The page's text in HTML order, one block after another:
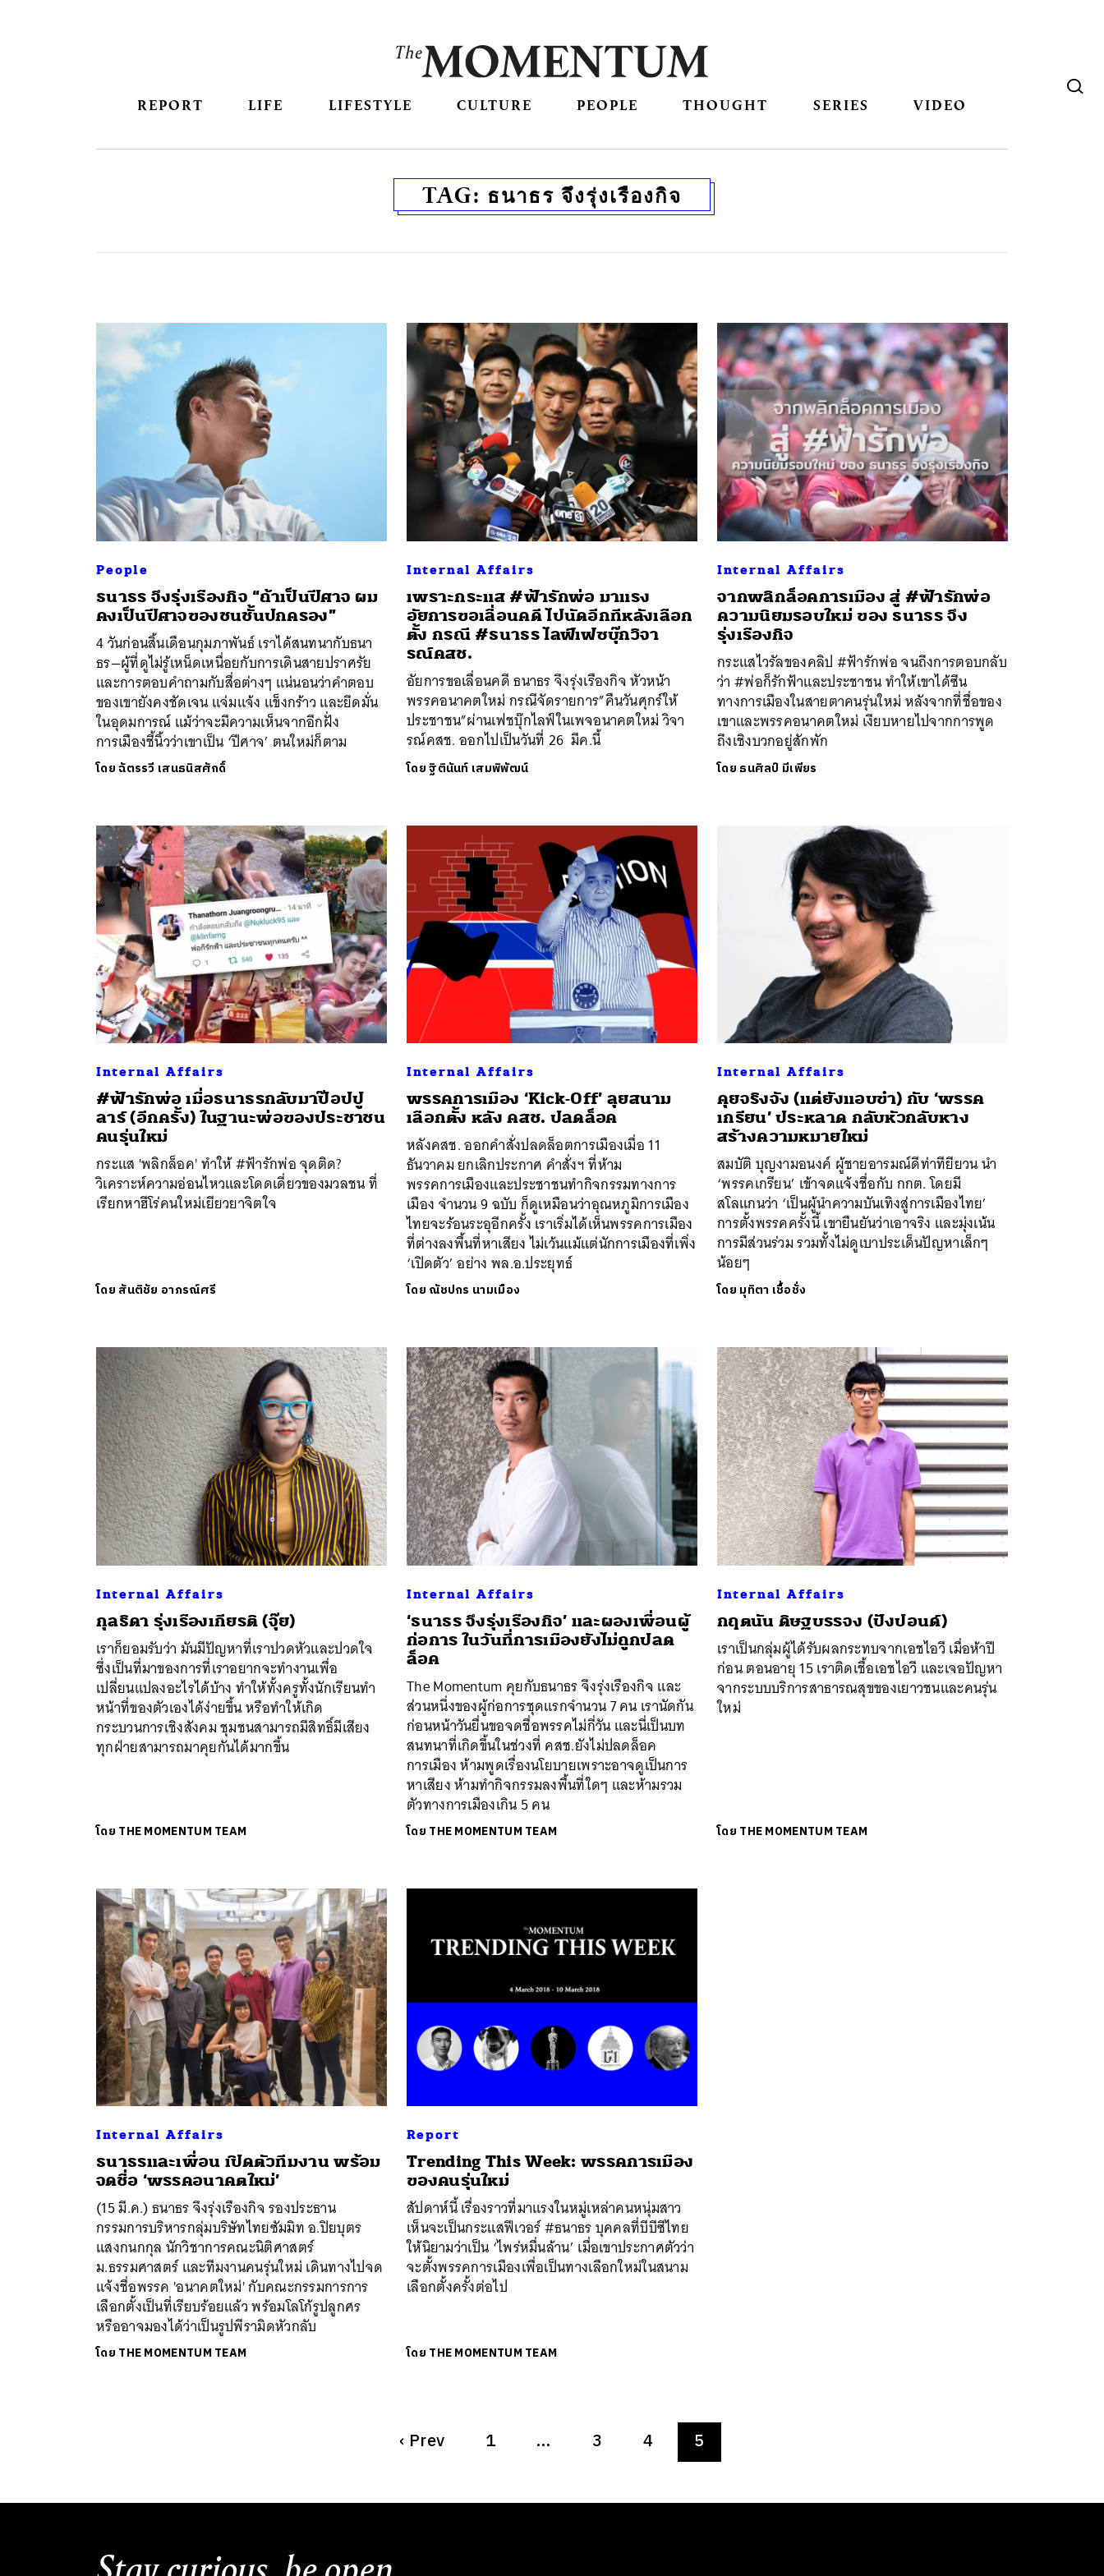
REPORT LIFE LIFESTYLE CULTURE PEOPLE THOUGHT SERIES VIDEO
TAG: ธนาธร จึงรุ่งเรืองกิจ
People
ธนาธร จึงรุ่งเรืองกิจ “ถ้าเป็นปีศาจ ผม
คงเป็นปีศาจของชนชั้นปกครอง”
4 วันก่อนสิ้นเดือนกุมภาพันธ์ เราได้สนทนากับธนา
ธร—ผู้ที่ดูไม่รู้เหน็ดเหนื่อยกับการเดินสายปราศรัย
และการตอบคำถามกับสื่อต่างๆ แน่นอนว่าคำตอบ
ของเขายังคงชัดเจน แจ่มแจ้ง แข็งกร้าว และยึดมั่น
ในอุดมการณ์ แม้ว่าจะมีความเห็นจากอีกฝั่ง
การเมืองชี้นิ้วว่าเขาเป็น ‘ปีศาจ’ ตนใหม่ก็ตาม
โดยฉัตรรวี เสนธนิสศักดิ์
Internal Affairs
เพราะกระแส #ฟ้ารักพ่อ มาแรง
อัยการขอเลื่อนคดี ไปนัดอีกทีหลังเลือก
ตั้ง กรณี #ธนาธร ไลฟ์เฟซบุ๊กวิจา
รณ์คสช.
อัยการขอเลื่อนคดี ธนาธร จึงรุ่งเรืองกิจ หัวหน้า
พรรคอนาคตใหม่ กรณีจัดรายการ”คืนวันศุกร์ให้
ประชาชน”ผ่านเฟชบุ๊กไลฟ์ในเพจอนาคตใหม่ วิจา
รณ์คสช. ออกไปเป็นวันที่ 26 มีค.นี้
โดยฐิตินันท์ เสมพิพัฒน์
Internal Affairs
จากพลิกล็อคการเมือง สู่ #ฟ้ารักพ่อ
ความนิยมรอบใหม่ ของ ธนาธร จึง
รุ่งเรืองกิจ
กระแสไวรัลของคลิป #ฟ้ารักพ่อ จนถึงการตอบกลับ
ว่า #พ่อก็รักฟ้าและประชาชน ทำให้เขาได้ซีน
ทางการเมืองในสายตาคนรุ่นใหม่ หลังจากที่ชื่อของ
เขาและพรรคอนาคตใหม่ เงียบหายไปจากการพูด
ถึงเชิงบวกอยู่สักพัก
โดย ธนศิลป์ มีเพียร
Internal Affairs
#ฟ้ารักพ่อ เมื่อธนาธรกลับมาป๊อปปู
ลาร์ (อีกครั้ง) ในฐานะพ่อของประชาชน
คนรุ่นใหม่
กระแส 'พลิกล็อค' ทำให้ #ฟ้ารักพ่อ จุดติด?
วิเคราะห์ความอ่อนไหวและโดดเดี่ยวของมวลชน ที่
เรียกหาฮีโร่คนใหม่เยียวยาจิตใจ
โดย สันติชัย อาภรณ์ศรี
Internal Affairs
พรรคการเมือง ‘Kick-Off’ ลุยสนาม
เลือกตั้ง หลัง คสช. ปลดล็อค
หลังคสช. ออกคำสั่งปลดล็อตการเมืองเมื่อ 11
ธันวาคม ยกเลิกประกาศ คำสั่งฯ ที่ห้าม
พรรคการเมืองและประชาชนทำกิจกรรมทางการ
เมือง จำนวน 9 ฉบับ ก็ดูเหมือนว่าอุณหภูมิการเมือง
ไทยจะร้อนระอุอีกครั้ง เราเริ่มได้เห็นพรรคการเมือง
ที่ต่างลงพื้นที่หาเสียง ไม่เว้นแม้แต่นักการเมืองที่เพิ่ง
‘เปิดตัว’ อย่าง พล.อ.ประยุทธ์
โดย ณัชปกร นามเมือง
Internal Affairs
คุยจริงจัง (แต่ยังแอบขำ) กับ ‘พรรค
เกรียน’ ประหลาด กลับหัวกลับหาง
สร้างความหมายใหม่
สมบัติ บุญงามอนงค์ ผู้ชายอารมณ์ดีท่าทียียวน นำ
‘พรรคเกรียน’ เข้าจดแจ้งชื่อกับ กกต. โดยมี
สโลแกนว่า ‘เป็นผู้นำความบันเทิงสู่การเมืองไทย’
การตั้งพรรคครั้งนี้ เขายืนยันว่าเอาจริง และมุ่งเน้น
การมีส่วนร่วม รวมทั้งไม่ดูเบาประเด็นปัญหาเล็กๆ
น้อยๆ
โดย มุทิตา เชื้อชั่ง
Internal Affairs
กุลธิดา รุ่งเรืองเกียรติ (จุ๊ย)
เราก็ยอมรับว่า มันมีปัญหาที่เราปวดหัวและปวดใจ
ซึ่งเป็นที่มาของการที่เราอยากจะทำงานเพื่อ
เปลี่ยนแปลงอะไรได้บ้าง ทำให้ทั้งครูทั้งนักเรียนทำ
หน้าที่ของตัวเองได้ง่ายขึ้น หรือทำให้เกิด
กระบวนการเชิงสังคม ชุมชนสามารถมีสิทธิ์มีเสียง
ทุกฝ่ายสามารถมาคุยกันได้มากขึ้น
โดย THE MOMENTUM TEAM
Internal Affairs
‘ธนาธร จึงรุ่งเรืองกิจ’ และผองเพื่อนผู้
ก่อการ ในวันที่การเมืองยังไม่ถูกปลด
ล็อค
The Momentum คุยกับธนาธร จึงรุ่งเรืองกิจ และ
ส่วนหนึ่งของผู้ก่อการชุดแรกจำนวน 7 คน เรานัดกัน
ก่อนหน้าวันยื่นขอจดชื่อพรรคไม่กี่วัน และนี่เป็นบท
สนทนาที่เกิดขึ้นในช่วงที่ คสช.ยังไม่ปลดล็อค
การเมือง ห้ามพูดเรื่องนโยบายเพราะอาจดูเป็นการ
หาเสียง ห้ามทำกิจกรรมลงพื้นที่ใดๆ และห้ามรวม
ตัวทางการเมืองเกิน 5 คน
โดย THE MOMENTUM TEAM
Internal Affairs
กฤตนัน ดิษฐบรรจง (ปังปอนด์)
เราเป็นกลุ่มผู้ได้รับผลกระทบจากเอชไอวี เมื่อห้าปี
ก่อน ตอนอายุ 15 เราติดเชื้อเอชไอวี และเจอปัญหา
จากระบบบริการสาธารณสุขของเยาวชนและคนรุ่น
ใหม่
โดย THE MOMENTUM TEAM
Internal Affairs
ธนาธรและเพื่อน เปิดตัวทีมงาน พร้อม
จดชื่อ ‘พรรคอนาคตใหม่’
(15 มี.ค.) ธนาธร จึงรุ่งเรืองกิจ รองประธาน
กรรมการบริหารกลุ่มบริษัทไทยซัมมิท อ.ปิยบุตร
แสงกนกกุล นักวิชาการคณะนิติศาสตร์
ม.ธรรมศาสตร์ และทีมงานคนรุ่นใหม่ เดินทางไปจด
แจ้งชื่อพรรค 'อนาคตใหม่' กับคณะกรรมการการ
เลือกตั้งเป็นที่เรียบร้อยแล้ว พร้อมโลโก้รูปลูกศร
หรืออาจมองได้ว่าเป็นรูปพีรามิดหัวกลับ
โดย THE MOMENTUM TEAM
Report
Trending This Week: พรรคการเมือง
ของคนรุ่นใหม่
สัปดาห์นี้ เรื่องราวที่มาแรงในหมู่เหล่าคนหนุ่มสาว
เห็นจะเป็นกระแสฟีเวอร์ #ธนาธร บุคคลที่บีบีซีไทย
ให้นิยามว่าเป็น ‘ไพร่หมื่นล้าน’ เมื่อเขาประกาศตัวว่า
จะตั้งพรรคการเมืองเพื่อเป็นทางเลือกใหม่ในสนาม
เลือกตั้งครั้งต่อไป
โดย THE MOMENTUM TEAM
‹ Prev 1 … 3 4 5
ค้นหา
SHARE TWEET EMAIL